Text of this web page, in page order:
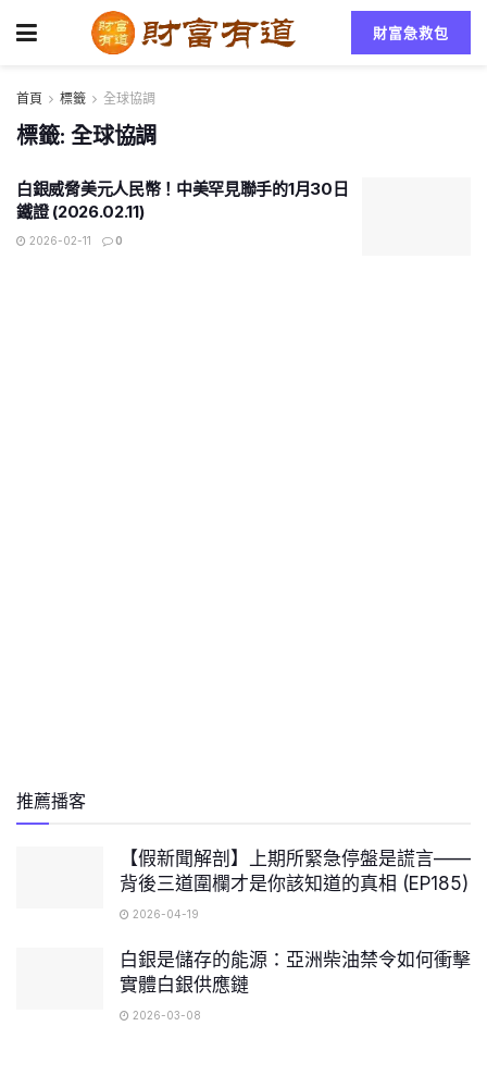
財富急救包
首頁 標籤 全球協調
標籤:全球協調
白銀威脅美元人民幣！中美罕見聯手的1月30日
鐵證 (2026.02.11)
2026-02-11 0
推薦播客
【假新聞解剖】上期所緊急停盤是謊言——
背後三道圍欄才是你該知道的真相 (EP185)
2026-04-19
白銀是儲存的能源：亞洲柴油禁令如何衝擊
實體白銀供應鏈
2026-03-08